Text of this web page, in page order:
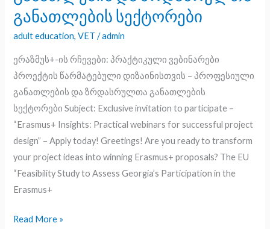
განათლების სექტორები
adult education,VET /admin
ერაზმუს+-ის რჩევები: პრაქტიკული ვებინარები
პროექტის წარმატებული დიზაინისთვის – პროფესიული
განათლების და ზრდასრულთა განათლების
სექტორები Subject: Exclusive invitation to participate –
“Erasmus+ Insights: Practical webinars for successful project
design” – Apply today! Greetings! Are you ready to transform
your project ideas into winning Erasmus+ proposals? The EU
“Feasibility Study to Assess Georgia’s Participation in the
Erasmus+
წარმატებული
დიზაინისთვის
–
პროფესიული
განათლების
და
ზრდასრულთა
განათლების
სექტორები
Read More »